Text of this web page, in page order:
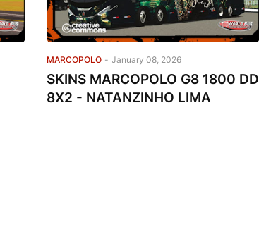
MARCOPOLO - January 08, 2026
SKINS MARCOPOLO G8 1800 DD
8X2 - NATANZINHO LIMA